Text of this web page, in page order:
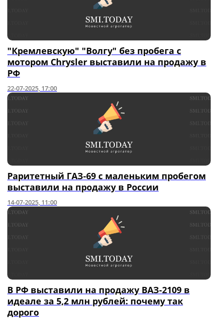
"Кремлевскую" "Волгу" без пробега с
мотором Chrysler выставили на продажу в
РФ
22-07-2025, 17:00
Раритетный ГАЗ-69 с маленьким пробегом
выставили на продажу в России
14-07-2025, 11:00
В РФ выставили на продажу ВАЗ-2109 в
идеале за 5,2 млн рублей: почему так
дорого